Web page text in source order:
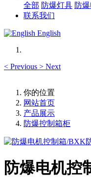
全部 防爆灯具 防
联系我们
English
< Previous > Next
你的位置
网站首页
产品展示
防爆控制箱柜
防爆电机控